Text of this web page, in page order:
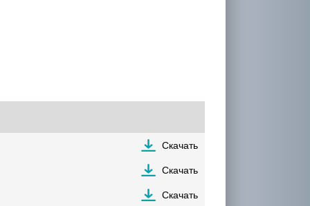
Скачать
Скачать
Скачать